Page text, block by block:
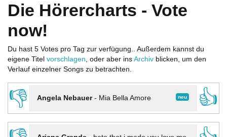
Die Hörercharts - Vote
now!
Du hast 5 Votes pro Tag zur verfügung.. Außerdem kannst du
eigene Titel vorschlagen, oder aber ins Archiv blicken, um den
Verlauf einzelner Songs zu betrachten.
👎 neu
Angela Nebauer- Mia Bella Amore
👍